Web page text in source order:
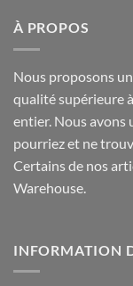
À PROPOS
Nous proposons
qualité supérieure
entier. Nous avons
pourriez et ne
Certains de nos
Warehouse.
INFORMATION